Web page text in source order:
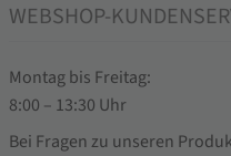
WEBSHOP-
Montag bis Freitag:
8:00 – 13:30 Uhr
Bei Fragen zu unseren